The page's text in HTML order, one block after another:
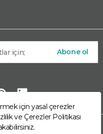
için yasal çerezler
ve Çerezler Politikası
Abone ol
Arkom Enerji